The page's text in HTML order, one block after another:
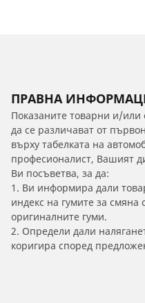
ПРАВНА
Показаните товарни и/или
да се различават от
върху табелката на
професионалист, Вашият
Ви посъветва, за да:
1. Ви информира дали
индекс на гумите за смяна
оригиналните гуми.
2. Определи дали
коригира според